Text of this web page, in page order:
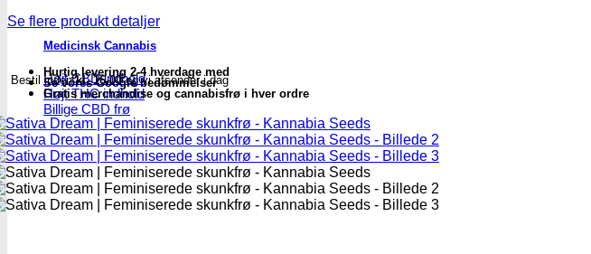
Medicinsk Cannabis
Højt CBD indhold
Højt THC indhold
Billige CBD frø
Se flere produkt detaljer
Bestil indenkl. 16.00og vi afsender i dag
Hurtig levering 2-4 hverdage med
Se vores Google bedømmelser
Gratis merchandise og cannabisfrø i hver ordre